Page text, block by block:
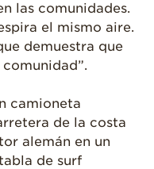
Platillo Principal
Recetas Festivas
Videos de Recetas
Historias de
Historias de
Agricultores de
las comunidades.
el mismo aire.
demuestra que
camioneta
de la costa
alemán en un
de surf